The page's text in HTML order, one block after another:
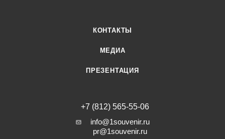
КОНТАКТЫ
МЕДИА
ПРЕЗЕНТАЦИЯ
+7 (812) 565-55-06
info@1souvenir.ru
pr@1souvenir.ru